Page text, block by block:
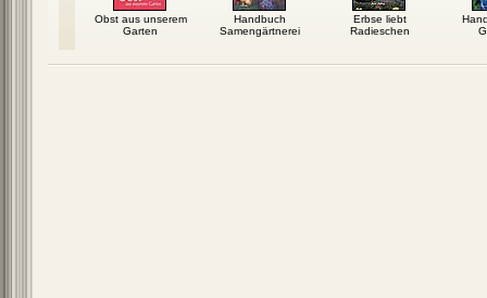
Obst aus unserem
Garten
Handbuch
Samengärtnerei
Erbse liebt
Radieschen